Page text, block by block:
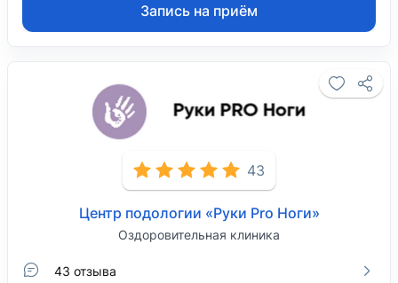
Запись на приём
43
Центр подологии «Руки Pro Ноги»
Оздоровительная клиника
43 отзыва